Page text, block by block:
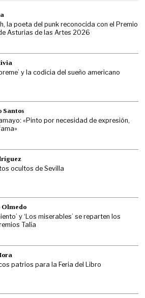
la poeta del punk reconocida con el Premio
Asturias de las Artes 2026
y la codicia del sueño americano
Santos
«Pinto por necesidad de expresión,
ocultos de Sevilla
Olmedo
y ‘Los miserables’ se reparten los
Talía
patrios para la Feria del Libro